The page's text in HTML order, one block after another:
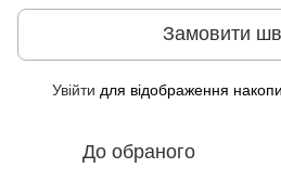
Замовити
Увійти для відображення
До обраного